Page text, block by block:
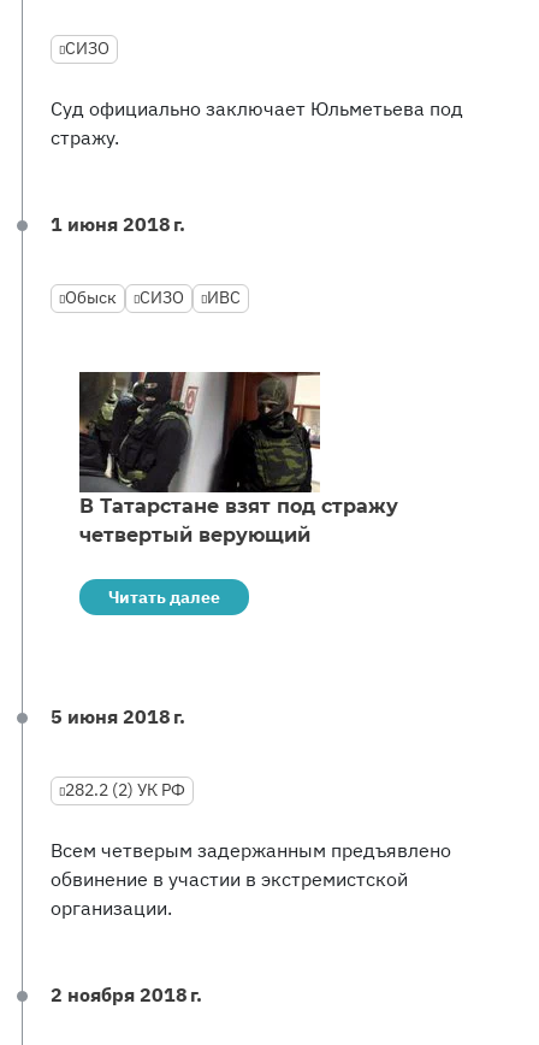
СИЗО
Суд официально заключает Юльметьева под
стражу.
1 июня 2018 г.
Обыск СИЗО ИВС
В Татарстане взят под стражу
четвертый верующий
Читать далее
5 июня 2018 г.
282.2 (2) УК РФ
Всем четверым задержанным предъявлено
обвинение в участии в экстремистской
организации.
2 ноября 2018 г.